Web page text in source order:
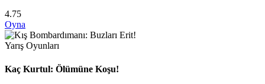
4.75
Oyna
Yarış Oyunları
Kaç Kurtul: Ölümüne Koşu!